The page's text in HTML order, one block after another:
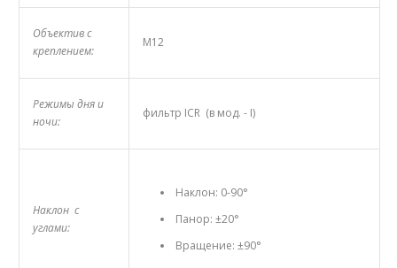
Объектив с
креплением:
M12
Режимы дня и
ночи:
фильтр ICR (в мод. - I)
Наклон с
углами:
Наклон: 0-90°
Панор: ±20°
Вращение: ±90°